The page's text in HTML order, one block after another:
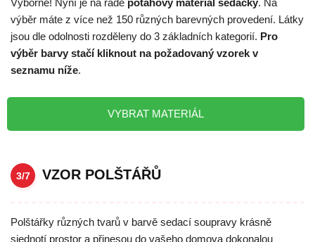
výběr máte z více než 150 různých barevných provedení. Látky
jsou dle odolnosti rozděleny do 3 základních kategorií. Pro
výběr barvy stačí kliknout na požadovaný vzorek v
seznamu níže.
VYBRAT MATERIÁL
3/7 VZOR POLŠTÁŘŮ
Polštářky různých tvarů v barvě sedací soupravy krásně
sjednotí prostor a přinesou do vašeho domova dokonalou